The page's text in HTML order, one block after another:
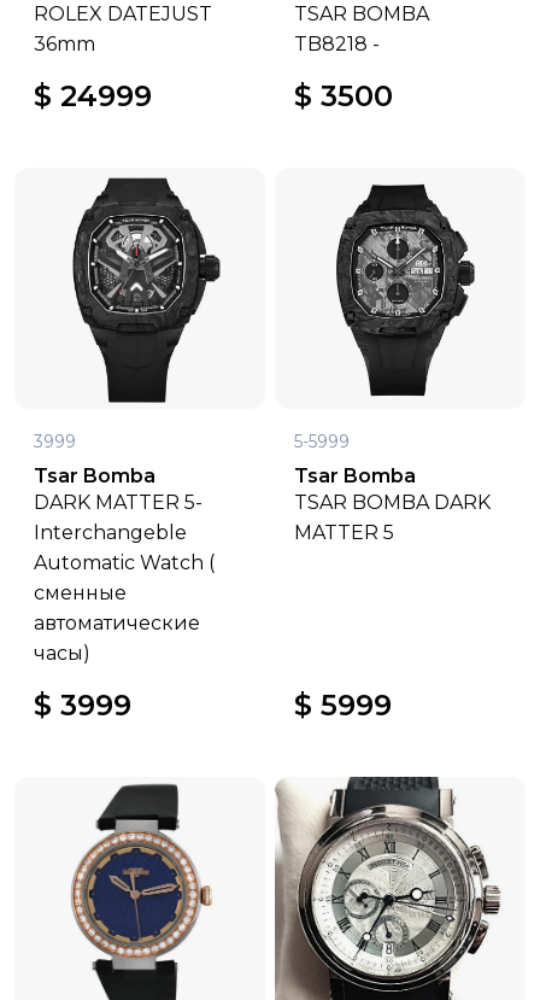
ROLEX DATEJUST
36mm
$ 24999
TSAR BOMBA
TB8218 -
$ 3500
3999
Tsar Bomba
DARK MATTER 5-
Interchangeble
Automatic Watch (
сменные
автоматические
часы)
$ 3999
5-5999
Tsar Bomba
TSAR BOMBA DARK
MATTER 5
$ 5999